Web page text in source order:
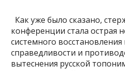
Как уже было сказано,
конференции стала острая
системного восстановления
справедливости и
вытеснения русской